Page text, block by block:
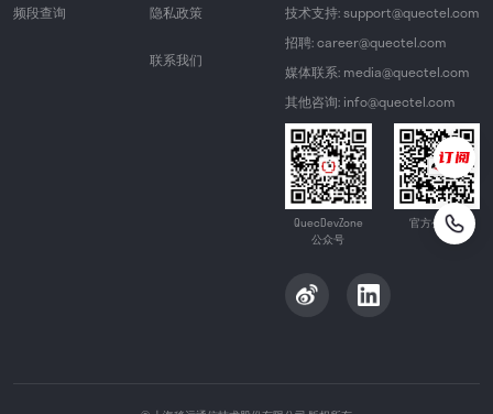
频段查询
隐私政策
联系我们
技术支持: support@quectel.com
招聘: career@quectel.com
媒体联系: media@quectel.com
其他咨询: info@quectel.com
QuecDevZone
公众号
官方公众号